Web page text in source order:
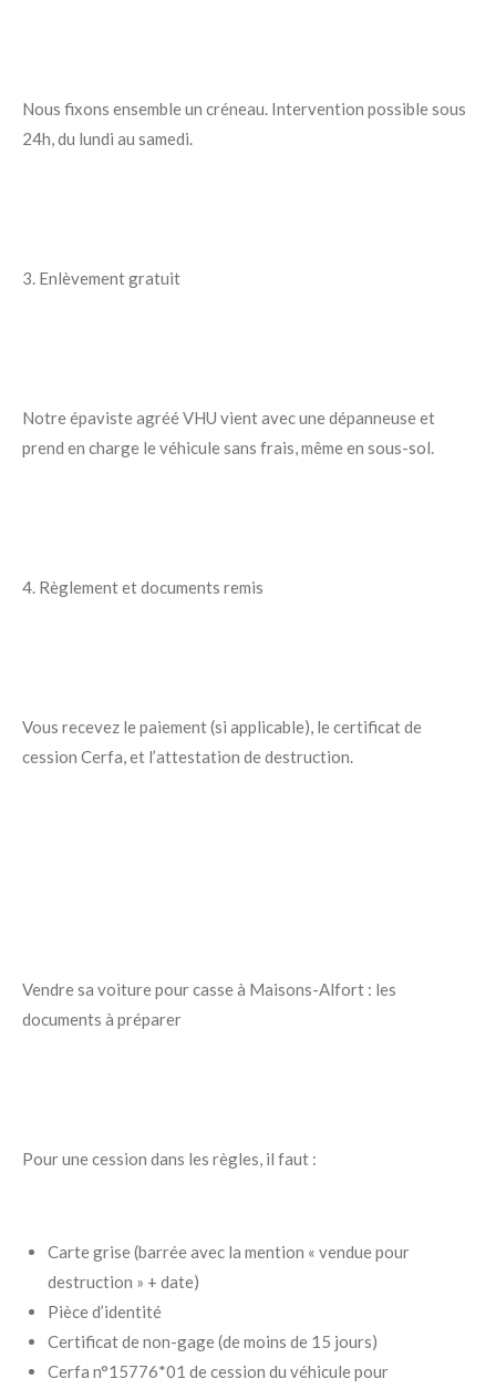
Nous fixons ensemble un créneau. Intervention possible sous
24h, du lundi au samedi.
3. Enlèvement gratuit
Notre épaviste agréé VHU vient avec une dépanneuse et
prend en charge le véhicule sans frais, même en sous-sol.
4. Règlement et documents remis
Vous recevez le paiement (si applicable), le certificat de
cession Cerfa, et l’attestation de destruction.
Vendre sa voiture pour casse à Maisons-Alfort : les
documents à préparer
Pour une cession dans les règles, il faut :
Carte grise (barrée avec la mention « vendue pour
destruction » + date)
Pièce d’identité
Certificat de non-gage (de moins de 15 jours)
Cerfa n°15776*01 de cession du véhicule pour